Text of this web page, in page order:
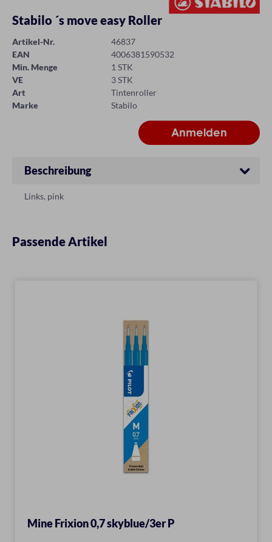
Stabilo ´s move easy Roller
Artikel-Nr.
46837
EAN
4006381590532
Min. Menge
1 STK
VE
3 STK
Art
Tintenroller
Marke
Stabilo
Beschreibung
Links, pink
Passende Artikel
Mine Frixion 0,7 skyblue/3er P